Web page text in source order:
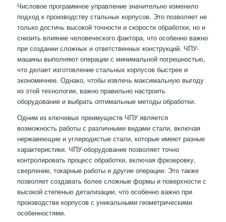
Числовое программное управление значительно изменило
подход к производству стальных корпусов. Это позволяет не
только достичь высокой точности и скорости обработки, но и
снизить влияние человеческого фактора, что особенно важно
при создании сложных и ответственных конструкций. ЧПУ-
машины выполняют операции с минимальной погрешностью,
что делает изготовление стальных корпусов быстрее и
экономичнее. Однако, чтобы извлечь максимальную выгоду
из этой технологии, важно правильно настроить
оборудование и выбрать оптимальные методы обработки.
Одним из ключевых преимуществ ЧПУ является
возможность работы с различными видами стали, включая
нержавеющие и углеродистые стали, которые имеют разные
характеристики. ЧПУ-оборудование позволяет точно
контролировать процесс обработки, включая фрезеровку,
сверление, токарные работы и другие операции. Это также
позволяет создавать более сложные формы и поверхности с
высокой степенью детализации, что особенно важно при
производстве корпусов с уникальными геометрическими
особенностями.